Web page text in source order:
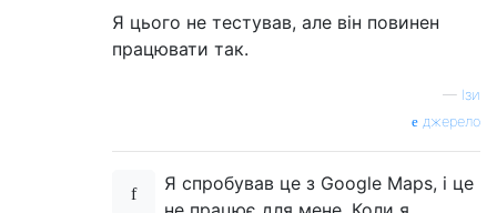
Я цього не тестував, але він повинен
працювати так.
— Ізи
джерело
Я спробував це з Google Maps, і це